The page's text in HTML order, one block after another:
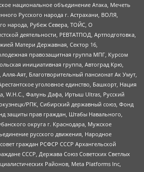
национальное объединение Атака, Мечеть
Русского народа г. Астрахани, ВОЛЯ,
народа, Рубеж Севера, ТОЙС, О
деятельности, РЕВТАТПОД, Артподготовка,
Матери Державная, Сектор 16,
правозащитная группа МПГ, Курсом
инициативная группа, Автоград Крю,
Аят, Благотворительный пансионат Ак Умут,
уголовное единство, Башкорт, Нация
W.H.С., Фалунь Дафа, Иртыш Ultras, Русский
РПК, Сибирский державный союз, Фонд
защиты прав граждан, Штабы Навального,
округа г. Краснодара, Мужское
русского движения, Народное
граждан РСФСР СССР Архангельской
СССР, Держава Союз Советских Светлых
Районов, Meta Platforms Inc,